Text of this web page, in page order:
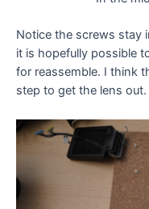
Notice the screws stay
it is hopefully possible
for reassemble. I think
step to get the lens out.